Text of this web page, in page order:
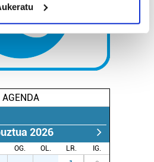
by actively scanning it for
(fingerprinting)
your personal data is processed
in the
details section
IP zenbakia, besteak beste,
iragarkiak eta edukia
informazioa biltzeko eta
datuak nork eta zertarako
AGENDA
2026
OG. OL. LR.
IG.